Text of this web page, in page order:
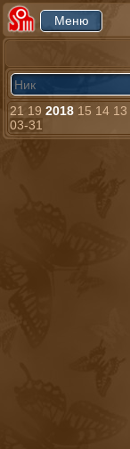
21 19 2018 15 14 13
03-31